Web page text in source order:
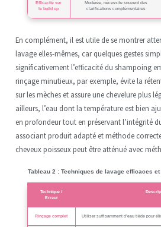
Efficacité sur
le build up
Modérée, nécessite souvent des
clarifications complémentaires
En complément, il est utile de se montrer
lavage elles-mêmes, car quelques gestes
significativement l’efficacité du shampoing
rinçage minutieux, par exemple, évite la
sur les mèches et assure une chevelure plus
ailleurs, l’eau dont la température est bien
en profondeur tout en préservant l’intégrité
associant produit adapté et méthode
cheveux poisseux peut être atténué avec
Tableau 2 : Techniques de lavage efficaces
Technique /
Erreur
Rinçage complet Utiliser suffisamment d’eau tiède pour